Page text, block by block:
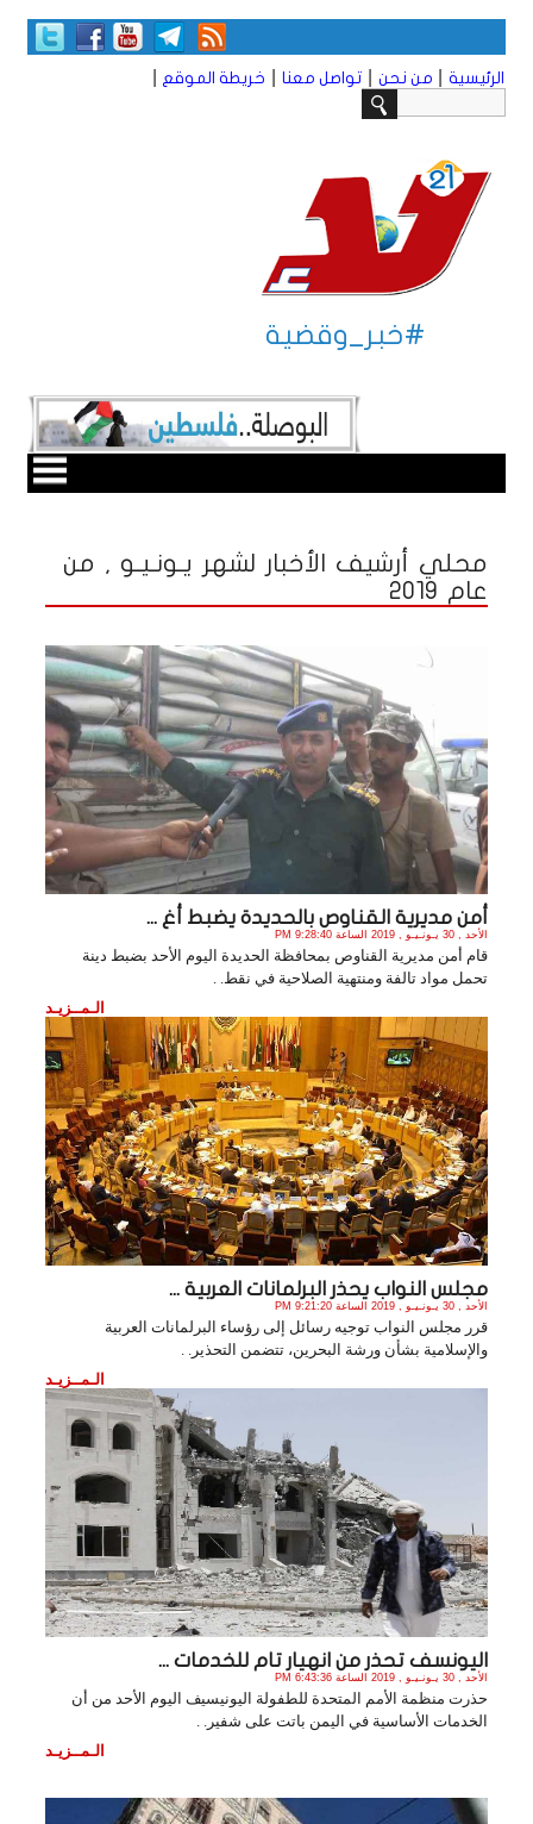
الرئيسية من نحن تواصل معنا خريطة الموقع
#خبر_وقضية
محلي أرشيف الأخبار لشهر يـونـيـو , من
عام 2019
أمن مديرية القناوص بالحديدة يضبط أغ ...
الأحد , 30 يـونـيـو , 2019 الساعة 9:28:40 PM
قام أمن مديرية القناوص بمحافظة الحديدة اليوم الأحد بضبط دينة
تحمل مواد تالفة ومنتهية الصلاحية في نقط. .
الـمــزيـد
مجلس النواب يحذر البرلمانات العربية ...
الأحد , 30 يـونـيـو , 2019 الساعة 9:21:20 PM
قرر مجلس النواب توجيه رسائل إلى رؤساء البرلمانات العربية
والإسلامية بشأن ورشة البحرين، تتضمن التحذير. .
الـمــزيـد
اليونسف تحذر من انهيار تام للخدمات ...
الأحد , 30 يـونـيـو , 2019 الساعة 6:43:36 PM
حذرت منظمة الأمم المتحدة للطفولة اليونيسيف اليوم الأحد من أن
الخدمات الأساسية في اليمن باتت على شفير. .
الـمــزيـد